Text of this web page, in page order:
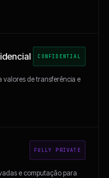
CONFIDENTIAL
valores de transferência e
FULLY PRIVATE
e computação para